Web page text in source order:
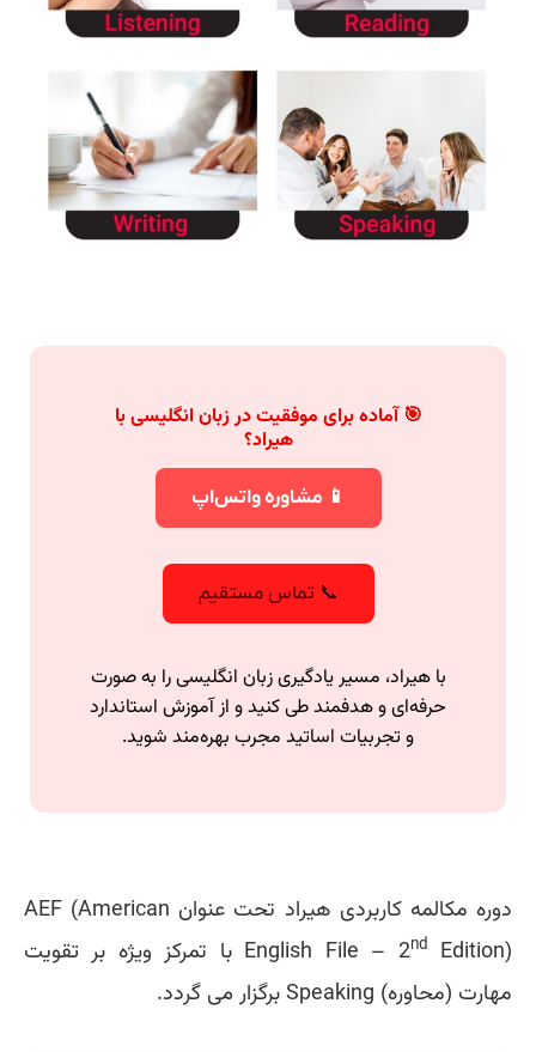
🎯 آماده برای موفقیت در زبان انگلیسی با
هیراد؟
📱 مشاوره واتس‌اپ
📞 تماس مستقیم
با هیراد، مسیر یادگیری زبان انگلیسی را به صورت
حرفه‌ای و هدفمند طی کنید و از آموزش استاندارد
و تجربیات اساتید مجرب بهره‌مند شوید.
دوره مکالمه کاربردی هیراد تحت عنوان AEF (American
English File – 2nd Edition)
با تمرکز ویژه بر تقویت
مهارت (محاوره) Speakingبرگزار می گردد.